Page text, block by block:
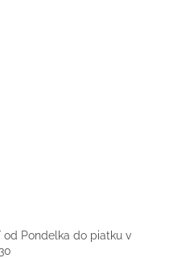
od Pondelka do piatku v